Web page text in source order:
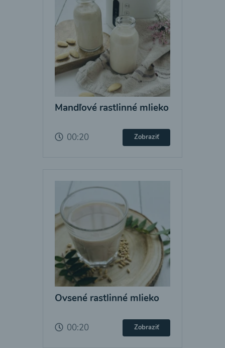
Mandľové rastlinné mlieko
00:20 Zobraziť
Ovsené rastlinné mlieko
00:20 Zobraziť